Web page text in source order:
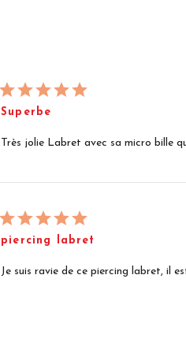
Superbe
Très jolie Labret avec sa micro bille
piercing labret
Je suis ravie de ce piercing labret, il